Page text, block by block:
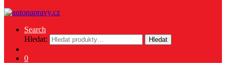
Search
Hledat:
Hledat
0